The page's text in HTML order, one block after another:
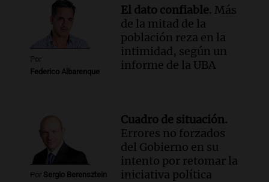
Una mañana para todos
Episodios
Por
Federico Albarenque
El dato confiable. Más
de la mitad de la
población reza en la
intimidad, según un
informe de la UBA
Por Sergio Berensztein
Cuadro de situación.
Errores no forzados
del Gobierno en su
intento por retomar la
iniciativa política